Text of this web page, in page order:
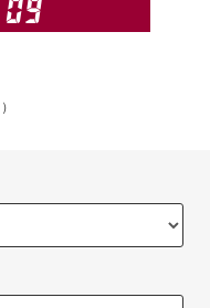
）